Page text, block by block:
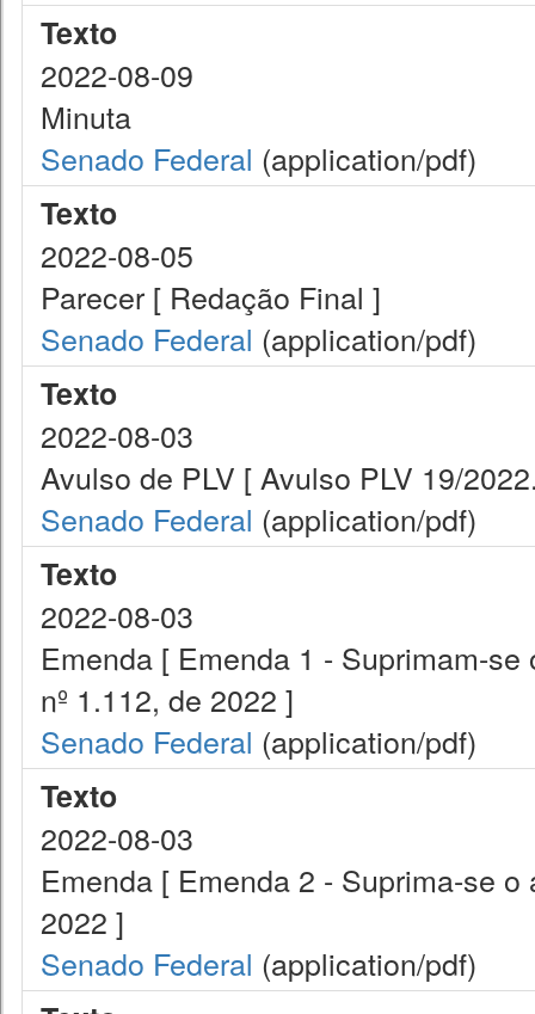
Texto
2022-08-09
Minuta
Senado Federal (application/pdf)
Texto
2022-08-05
Parecer [ Redação Final ]
Senado Federal (application/pdf)
Texto
2022-08-03
Avulso de PLV [ Avulso PLV 19/
Senado Federal (application/pdf)
Texto
2022-08-03
Emenda [ Emenda 1 - Suprimam-
nº 1.112, de 2022 ]
Senado Federal (application/pdf)
Texto
2022-08-03
Emenda [ Emenda 2 - Suprima-se
2022 ]
Senado Federal (application/pdf)